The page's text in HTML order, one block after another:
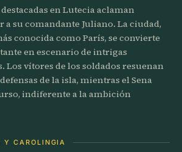
en Lutecia aclaman
a su comandante Juliano. La ciudad,
conocida como París, se convierte
en escenario de intrigas
Los vítores de los soldados resuenan
de la isla, mientras el Sena
indiferente a la ambición
Y CAROLINGIA